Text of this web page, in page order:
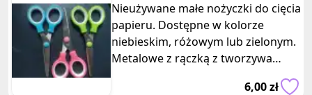
różowe ostre konce
Nieużywane małe nożyczki do cięcia
papieru. Dostępne w kolorze
niebieskim, różowym lub zielonym.
Metalowe z rączką z tworzywa
sztucznego. Długość: 13 cm. Oferta
6,00 zł